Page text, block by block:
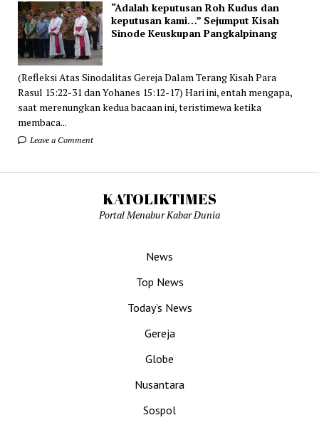
“Adalah keputusan Roh Kudus dan
keputusan kami…” Sejumput Kisah
Sinode Keuskupan Pangkalpinang
(Refleksi Atas Sinodalitas Gereja Dalam Terang Kisah Para
Rasul 15:22-31 dan Yohanes 15:12-17) Hari ini, entah mengapa,
saat merenungkan kedua bacaan ini, teristimewa ketika
membaca...
Leave a Comment
KATOLIKTIMES
Portal Menabur Kabar Dunia
News
Top News
Today’s News
Gereja
Globe
Nusantara
Sospol